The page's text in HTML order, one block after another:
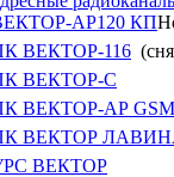
АР120 КП
ВЕКТОР-116
ВЕКТОР-С
ВЕКТОР-АР
ВЕКТОР
ВЕКТОР